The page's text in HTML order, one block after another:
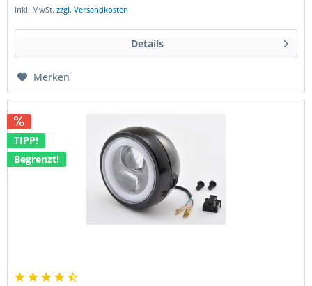
inkl. MwSt.zzgl. Versandkosten
Details
Merken
TIPP!
Begrenzt!